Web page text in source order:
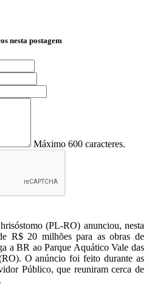
nesta postagem
Máximo 600 caracteres.
(PL-RO) anunciou, nesta
R$ 20 milhões para as obras de
a BR ao Parque Aquático Vale das
O anúncio foi feito durante as
Público, que reuniram cerca de